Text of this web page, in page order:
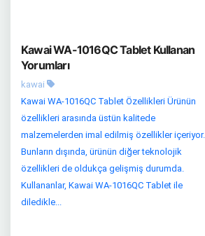
Kawai WA-1016QC Tablet Kullanan
Yorumları
kawai
Kawai WA-1016QC Tablet Özellikleri Ürünün
özellikleri arasında üstün kalitede
malzemelerden imal edilmiş özellikler içeriyor.
Bunların dışında, ürünün diğer teknolojik
özellikleri de oldukça gelişmiş durumda.
Kullananlar, Kawai WA-1016QC Tablet ile
diledikle...